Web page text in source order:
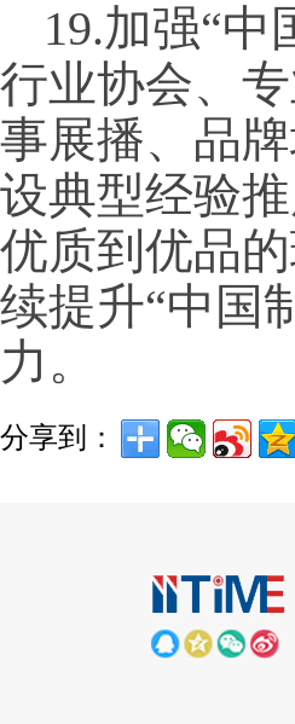
19.加强“
行业协会、
事展播、品
设典型经验
优质到优品
续提升“中国
力。
分享到：